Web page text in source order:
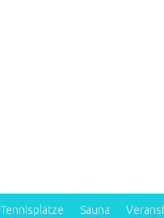
Tennisplätze Sauna